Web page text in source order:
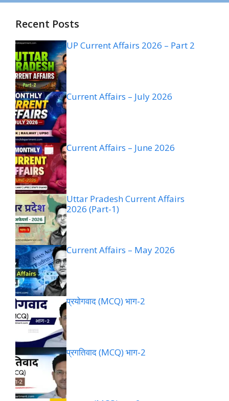
Recent Posts
UP Current Affairs 2026 – Part 2
Current Affairs – July 2026
Current Affairs – June 2026
Uttar Pradesh Current Affairs
2026 (Part-1)
Current Affairs – May 2026
प्रयोगवाद (MCQ) भाग-2
प्रगतिवाद (MCQ) भाग-2